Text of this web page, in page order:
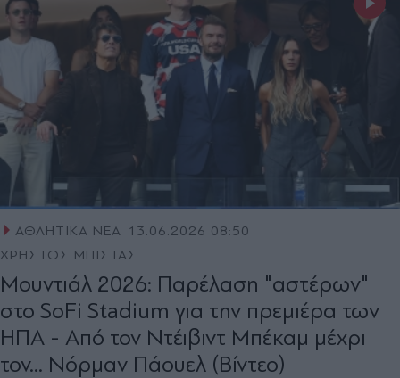
ΑΘΛΗΤΙΚΑ ΝΕΑ 13.06.2026 08:50
ΧΡΗΣΤΟΣ ΜΠΙΣΤΑΣ
Μουντιάλ 2026: Παρέλαση "αστέρων"
στο SoFi Stadium για την πρεμιέρα των
ΗΠΑ - Από τον Ντέιβιντ Μπέκαμ μέχρι
τον... Νόρμαν Πάουελ (Βίντεο)